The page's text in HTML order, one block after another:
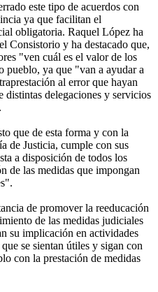
este tipo de acuerdos con
ya que facilitan el
obligatoria. Raquel López ha
Consistorio y ha destacado que,
"ven cuál es el valor de los
pueblo, ya que "van a ayudar a
al error que hayan
distintas delegaciones y servicios
que de esta forma y con la
de Justicia, cumple con sus
a disposición de todos los
de las medidas que impongan
de promover la reeducación
de las medidas judiciales
su implicación en actividades
se sientan útiles y sigan con
con la prestación de medidas